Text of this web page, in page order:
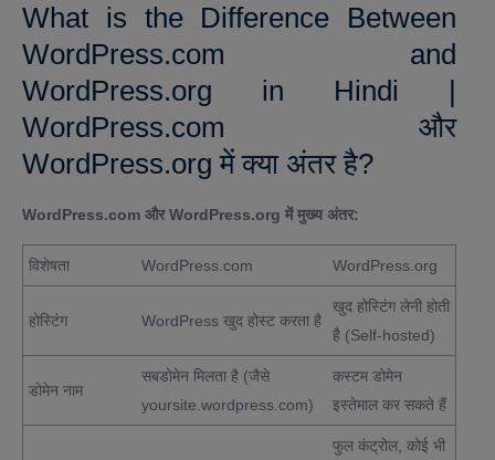
What is the Difference Between
WordPress.com and
WordPress.org in Hindi |
WordPress.com और
WordPress.org में क्या अंतर है?
WordPress.com और WordPress.org में मुख्य अंतर:
विशेषता WordPress.com WordPress.org
होस्टिंग WordPress खुद होस्ट करता है
खुद होस्टिंग लेनी होती
है (Self-hosted)
डोमेन नाम
सबडोमेन मिलता है (जैसे
yoursite.wordpress.com)
कस्टम डोमेन
इस्तेमाल कर सकते हैं
फुल कंट्रोल, कोई भी